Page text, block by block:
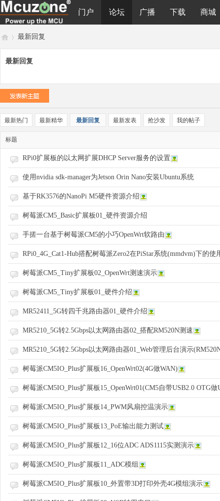
门户 论坛 广播 下载 商城
最新回复
最新回复
最新热门 最新精华 最新回复 最新发表 抢沙发 我的帖子
标题
RPi0扩展板的以太网扩展DHCP Server服务的设置
使用nvidia sdk-manager为Jetson Orin Nano安装Ubuntu系统
基于RK3576的NanoPi M5硬件资源介绍
树莓派CM5_Basic扩展板01_硬件资源介绍
手搓一台基于树莓派CM5的小巧OpenWrt软路由
RPi0_4G_Cat1-Hub搭配树莓派Zero2在PiStar系统(mmdvm)下的使
树莓派CM5_Tiny扩展板02_OpenWrt测速演示
树莓派CM5_Tiny扩展板01_硬件介绍
MR52411_5G转四千兆路由器01_硬件介绍
MR5210_5G转2.5Gbps以太网路由器02_搭配RM520N测速
MR5210_5G转2.5Gbps以太网路由器01_Web管理后台演示
树莓派CM5IO_Plus扩展板16_OpenWrt02(4G做WAN)
树莓派CM5IO_Plus扩展板15_OpenWrt01(CM5自带USB2.0 OTG
树莓派CM5IO_Plus扩展板14_PWM风扇控温演示
树莓派CM5IO_Plus扩展板13_PoE输出能力测试
树莓派CM5IO_Plus扩展板12_16位ADC ADS1115实测演示
树莓派CM5IO_Plus扩展板11_ADC模组
树莓派CM5IO_Plus扩展板10_外置带3D打印外壳4G模组演示